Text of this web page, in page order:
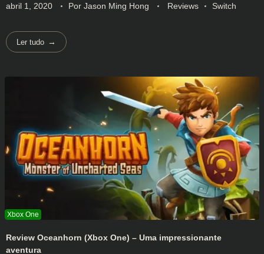
abril 1, 2020 Por Jason Ming Hong Reviews Switch
Ler tudo
Review Oceanhorn (Xbox One) – Uma impressionante
aventura